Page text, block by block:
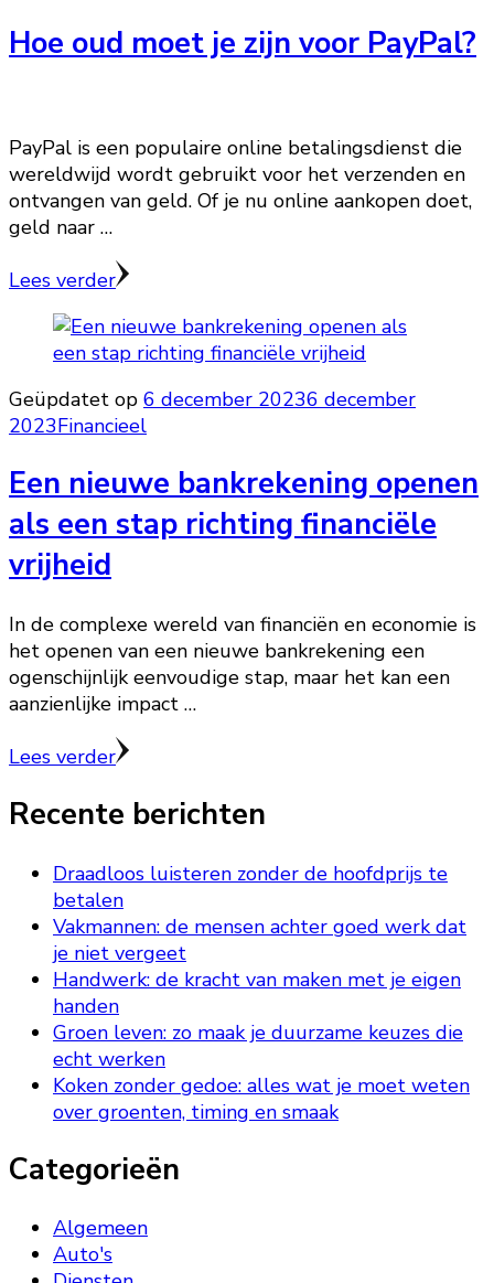
Hoe oud moet je zijn voor PayPal?
PayPal is een populaire online betalingsdienst die
wereldwijd wordt gebruikt voor het verzenden en
ontvangen van geld. Of je nu online aankopen doet,
geld naar …
Lees verder
Geüpdatet op 6 december 20236 december
2023Financieel
Een nieuwe bankrekening openen
als een stap richting financiële
vrijheid
In de complexe wereld van financiën en economie is
het openen van een nieuwe bankrekening een
ogenschijnlijk eenvoudige stap, maar het kan een
aanzienlijke impact …
Lees verder
Recente berichten
Draadloos luisteren zonder de hoofdprijs te
betalen
Vakmannen: de mensen achter goed werk dat
je niet vergeet
Handwerk: de kracht van maken met je eigen
handen
Groen leven: zo maak je duurzame keuzes die
echt werken
Koken zonder gedoe: alles wat je moet weten
over groenten, timing en smaak
Categorieën
Algemeen
Auto's